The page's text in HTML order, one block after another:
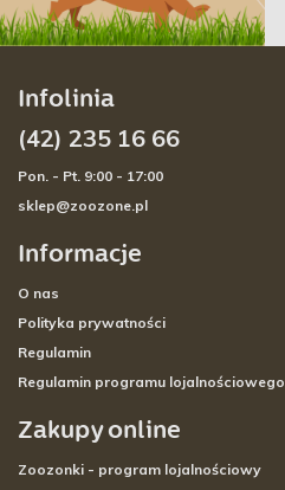
Informacje
O nas
Polityka prywatności
Regulamin
Regulamin programu lojalnościowego
Zakupy online
Zoozonki - program lojalnościowy
Infolinia
(42) 235 16 66
Pon. - Pt. 9:00 - 17:00
sklep@zoozone.pl